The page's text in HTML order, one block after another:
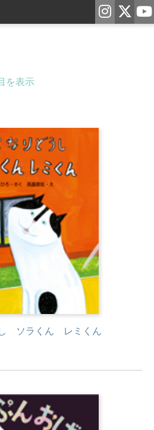
を表示
ソラくん レミくん